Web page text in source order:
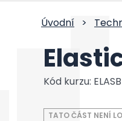
Úvodní >
Kód kurzu: ELASB
TATO ČÁST NENÍ